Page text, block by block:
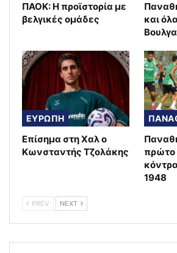
ΠΑΟΚ: Η προϊστορία με
βελγικές ομάδες
και
ΕΥΡΩΠΗ
Επίσημα στη Χαλ ο
Κωνσταντής Τζολάκης
πρώτο
1948
PREV NEXT